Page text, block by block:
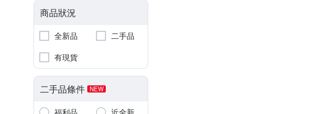
商品狀況
全新品
二手品
有現貨
二手品條件 NEW